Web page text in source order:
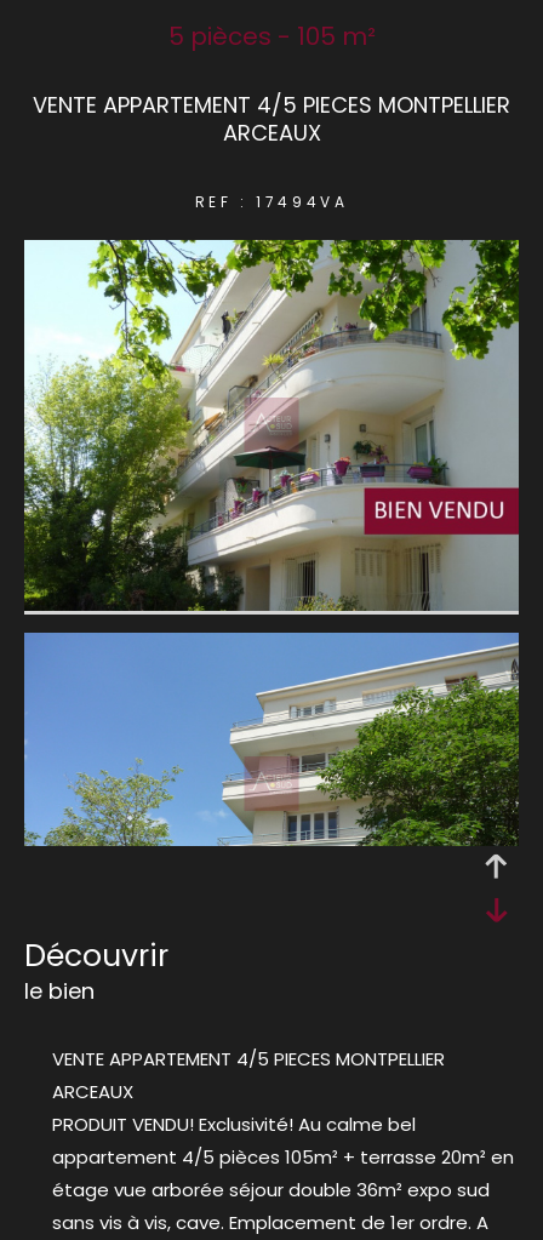
5 pièces - 105 m²
VENTE APPARTEMENT 4/5 PIECES MONTPELLIER
ARCEAUX
REF : 17494VA
découvrir
le bien
VENTE APPARTEMENT 4/5 PIECES MONTPELLIER
ARCEAUX
PRODUIT VENDU! Exclusivité! Au calme bel
appartement 4/5 pièces 105m² + terrasse 20m² en
étage vue arborée séjour double 36m² expo sud
sans vis à vis, cave. Emplacement de 1er ordre. A
NOUVEAUTÉS
RECHERCHER